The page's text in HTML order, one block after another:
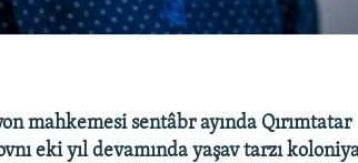
mahkemesi sentâbr ayında Qırımtatar
eki yıl devamında yaşav tarzı